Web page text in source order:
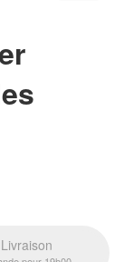
Livraison